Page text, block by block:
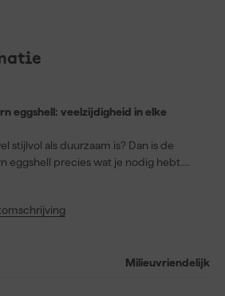
eggshell: veelzijdigheid in elke
stijlvol als duurzaam is? Dan is de
eggshell precies wat je nodig hebt.
neutrale tint van Roasted
waterbasis en de
kwast of viltroller aan te brengen, is dit
Milieuvriendelijk